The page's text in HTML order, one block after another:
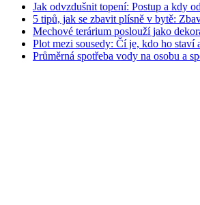
Jak odvzdušnit topení: Postup a kdy
5 tipů, jak se zbavit plísně v bytě:
Mechové terárium poslouží jako
Plot mezi sousedy: Čí je, kdo ho staví
Průměrná spotřeba vody na osobu a